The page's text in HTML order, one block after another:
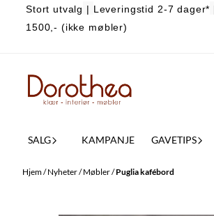
Hopp til innhold
Stort utvalg Leveringstid 2-7 dager*
1500,- (ikke møbler)
SALG KAMPANJE GAVETIPS
Hjem/Nyheter/Møbler/Puglia kafébord